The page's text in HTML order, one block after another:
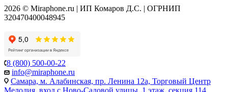
2026 © Miraphone.ru | ИП Комаров Д.С. | ОГРНИП
320470400048945
8 (800) 500-00-22
info@miraphone.ru
Самара, м. Алабинская, пр. Ленина 12а, Торговый Центр
Мелодия, вход с Ново-Садовой улицы, 1 этаж, секция 114